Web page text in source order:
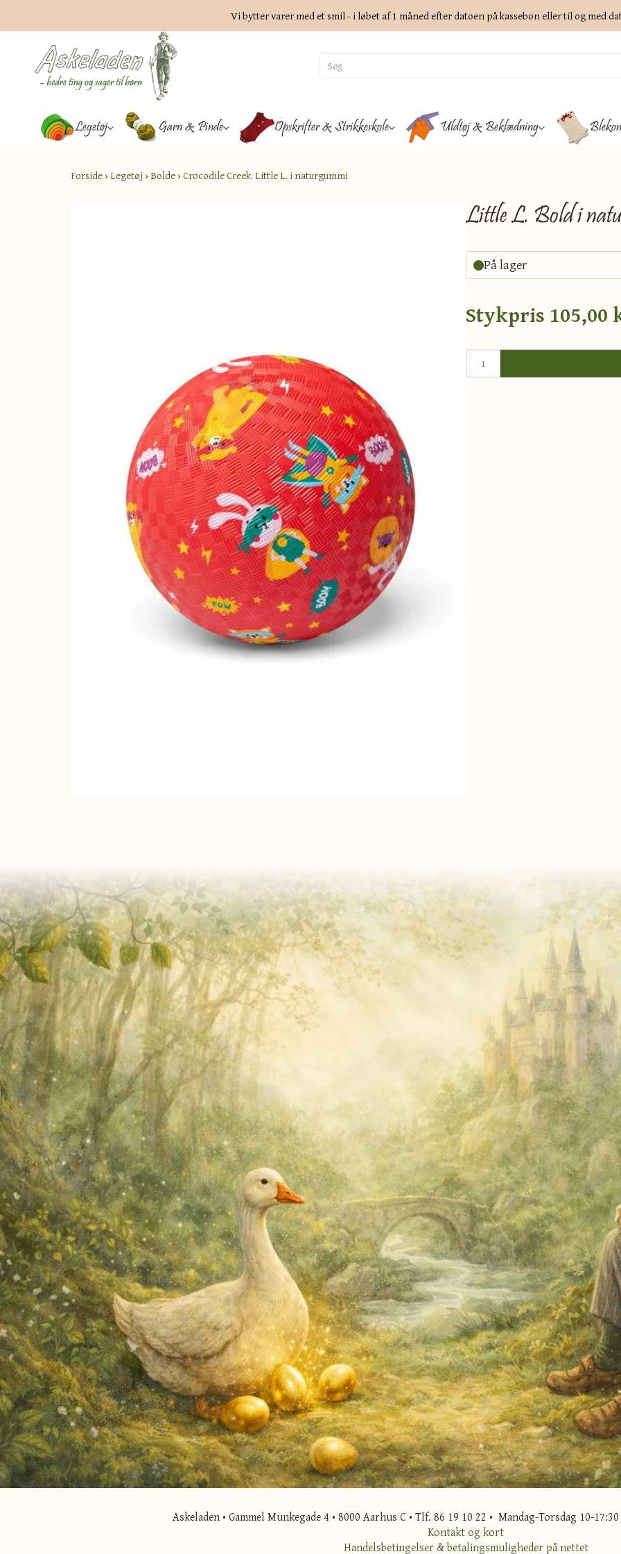
Vi bytter varer med et smil - i løbet af 1 måned efter datoen på kassebon eller til og med
Legetøj Garn & Pinde Opskrifter & Strikkeskole Uldtøj & Beklædning
Forside› Legetøj ›Bolde›Crocodile Creek. Little L. i naturgummi
Little L. Bold i
På lager
Stykpris 105,00
Askeladen • Gammel Munkegade 4 • 8000 Aarhus C • Tlf. 86 19 10 22 • Mandag-Torsdag 10-
Kontakt og kort
Handelsbetingelser & betalingsmuligheder på nettet